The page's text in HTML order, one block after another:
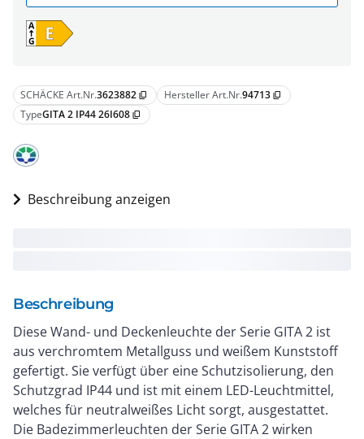
SCHÄCKE Art.Nr.3623882 content_copy Hersteller Art.Nr.94713 content_copy
TypeGITA 2 IP44 26I608 content_copy
Beschreibung anzeigen
Beschreibung
Diese Wand- und Deckenleuchte der Serie GITA 2 ist
aus verchromtem Metallguss und weißem Kunststoff
gefertigt. Sie verfügt über eine Schutzisolierung, den
Schutzgrad IP44 und ist mit einem LED-Leuchtmittel,
welches für neutralweißes Licht sorgt, ausgestattet.
Die Badezimmerleuchten der Serie GITA 2 wirken